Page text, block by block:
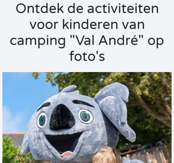
Ontdek de activiteiten
voor kinderen van
camping "Val André" op
foto's